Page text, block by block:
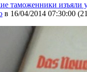
таможенники изъяли
в 16/04/2014 07:30:00 (